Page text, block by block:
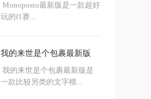
Monoposto最新版是一款超好
玩的f1赛...
我的来世是个包裹最新版
我的来世是个包裹最新版是
一款比较另类的文字模...